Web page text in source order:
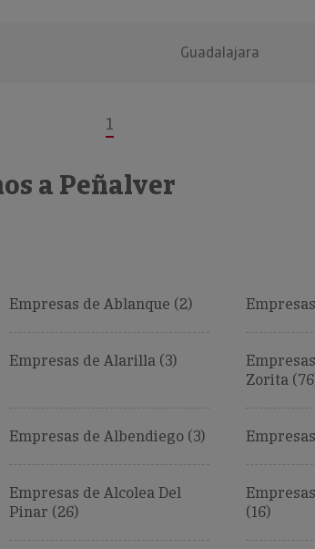
Guadalajara
1
a Peñalver
Empresas de Ablanque (2)
Empresas de Alarilla (3)
Zorita
Empresas de Albendiego (3)
Empresas de Alcolea Del
Pinar (26)
(16)